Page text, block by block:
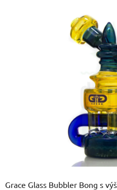
Grace Glass Bubbler Bong s